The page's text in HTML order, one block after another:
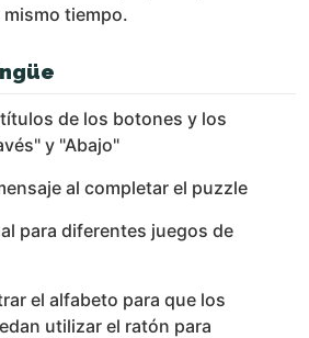
tiempo.
de los botones y los
y "Abajo"
al completar el puzzle
para diferentes juegos de
el alfabeto para que los
utilizar el ratón para